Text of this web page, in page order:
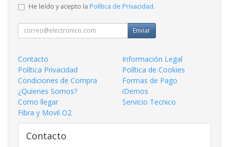
He leído y acepto la Política de Privacidad.
Enviar
Contacto
Información Legal
Política Privacidad
Política de Cookies
Condiciones de Compra
Formas de Pago
¿Quienes Somos?
iDemos
Como llegar
Servicio Tecnico
Fibra y Movil O2
Contacto